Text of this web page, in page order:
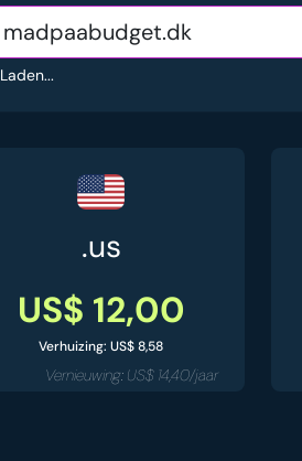
Laden...
.us
US$ 12,00
Verhuizing: US$ 8,58
Vernieuwing: US$ 14,40/jaar